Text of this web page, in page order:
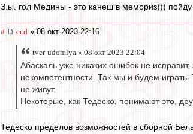
З.ы. гол Медины - это канеш в мемориз))) пойду
# ecd » 08 окт 2023 22:16
tver-udomlya » 08 окт 2023 22:04
Абаскаль уже никаких ошибок не
некомпетентности. Так мы и будем играть.
не живут.
Некоторые, как Тедеско, понимают это,
Тедеско пределов возможностей в сборной